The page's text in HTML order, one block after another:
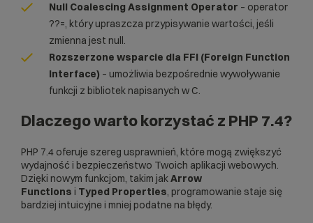
Null Coalescing Assignment Operator – operator
??=, który upraszcza przypisywanie wartości, jeśli
zmienna jest null.
Rozszerzone wsparcie dla FFI (Foreign Function
Interface) – umożliwia bezpośrednie wywoływanie
funkcji z bibliotek napisanych w C.
Dlaczego warto korzystać z PHP 7.4?
PHP 7.4 oferuje szereg usprawnień, które mogą zwiększyć
wydajność i bezpieczeństwo Twoich aplikacji webowych.
Dzięki nowym funkcjom, takim jakArrow
Functions i Typed Properties, programowanie staje się
bardziej intuicyjne i mniej podatne na błędy.